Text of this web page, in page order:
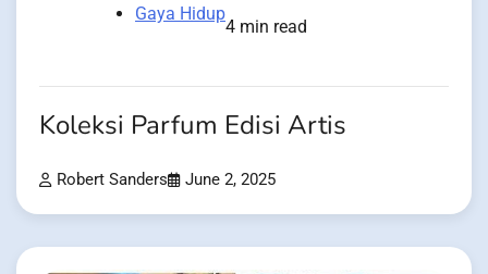
Gaya Hidup
4 min read
Koleksi Parfum Edisi Artis
Robert Sanders June 2, 2025